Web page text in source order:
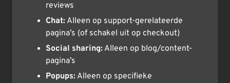
reviews
Chat: Alleen op support-gerelateerde
pagina’s (of schakel uit op checkout)
Social sharing: Alleen op blog/content-
pagina’s
Popups: Alleen op specifieke